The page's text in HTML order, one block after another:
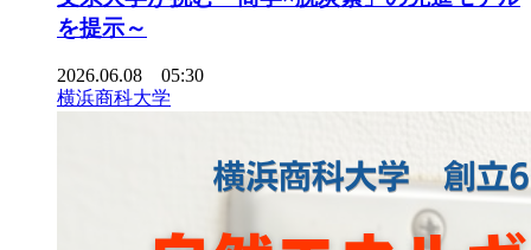
を提示～
2026.06.08 05:30
横浜商科大学